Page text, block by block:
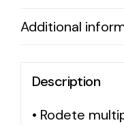
Additional
Description
• Rodete